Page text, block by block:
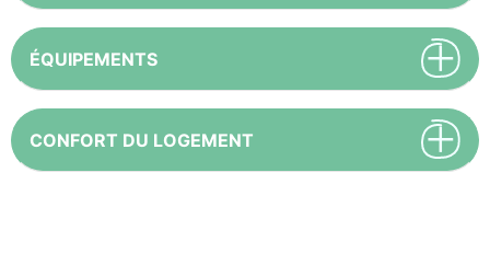
ÉQUIPEMENTS
CONFORT DU LOGEMENT